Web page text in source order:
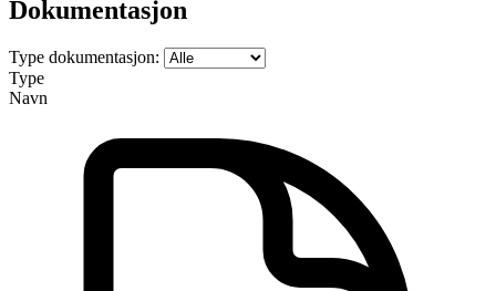
Dokumentasjon
Type dokumentasjon:
Type
Navn